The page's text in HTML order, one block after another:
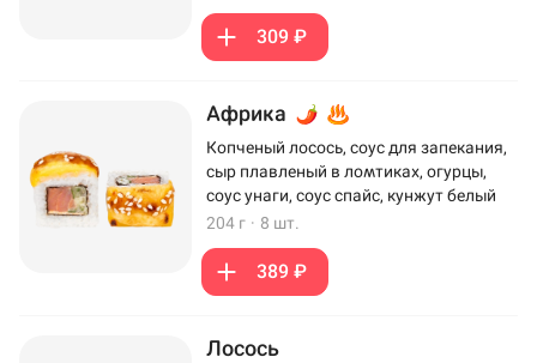
309 ₽
Африка
Копченый лосось, соус для запекания,
сыр плавленый в ломтиках, огурцы,
соус унаги, соус спайс, кунжут белый
204 г · 8 шт.
389 ₽
Лосось